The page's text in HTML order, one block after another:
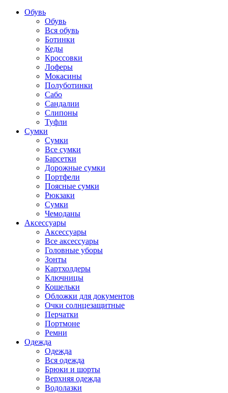
Обувь
Обувь
Вся обувь
Ботинки
Кеды
Кроссовки
Лоферы
Мокасины
Полуботинки
Сабо
Сандалии
Слипоны
Туфли
Сумки
Сумки
Все сумки
Барсетки
Дорожные сумки
Портфели
Поясные сумки
Рюкзаки
Сумки
Чемоданы
Аксессуары
Аксессуары
Все аксессуары
Головные уборы
Зонты
Картхолдеры
Ключницы
Кошельки
Обложки для документов
Очки солнцезащитные
Перчатки
Портмоне
Ремни
Одежда
Одежда
Вся одежда
Брюки и шорты
Верхняя одежда
Водолазки